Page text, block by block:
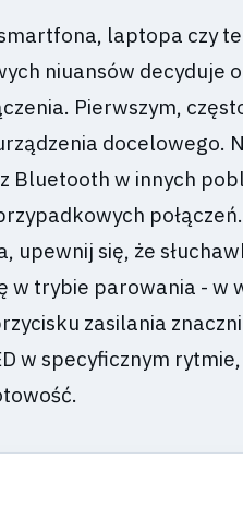
laptopa czy
niuansów decyduje o
Pierwszym,
docelowego.
Bluetooth w innych
upewnij się, że
w trybie parowania - w
zasilania
w specyficznym